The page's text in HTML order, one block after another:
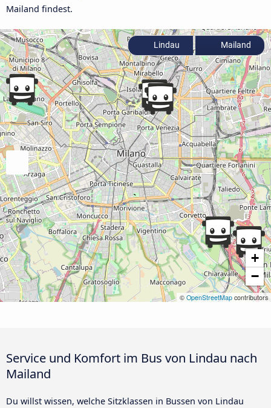
Mailand findest.
+
−
© OpenStreetMap contributors
Lindau Mailand
Service und Komfort im Bus von Lindau nach
Mailand
Du willst wissen, welche Sitzklassen in Bussen von Lindau